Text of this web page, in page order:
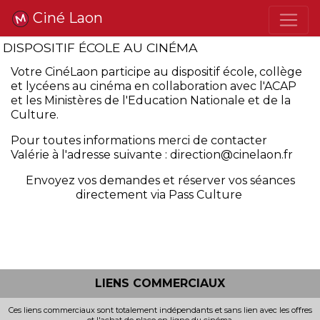
Ciné Laon
DISPOSITIF ÉCOLE AU CINÉMA
Votre CinéLaon participe au dispositif école, collège
et lycéens au cinéma en collaboration avec l'ACAP
et les Ministères de l'Education Nationale et de la
Culture.
Pour toutes informations merci de contacter
Valérie à l'adresse suivante : direction@cinelaon.fr
Envoyez vos demandes et réserver vos séances
directement via Pass Culture
LIENS COMMERCIAUX
Ces liens commerciaux sont totalement indépendants et sans lien avec les offres